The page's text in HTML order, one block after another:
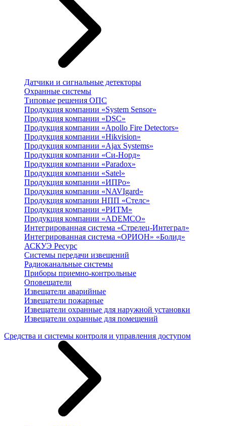
Датчики и сигнальные детекторы
Охранные системы
Типовые решения ОПС
Продукция компании «System Sensor»
Продукция компании «DSC»
Продукция компании «Apollo Fire Detectors»
Продукция компании «Hikvision»
Продукция компании «Ajax Systems»
Продукция компании «Си-Норд»
Продукция компании «Paradox»
Продукция компании «Satel»
Продукция компании «ИПРо»
Продукция компании «NAVIgard»
Продукция компании НПП «Стелс»
Продукция компании «РИТМ»
Продукция компании «ADEMCO»
Интегрированная система «Стрелец-Интеграл»
Интегрированная система «ОРИОН» «Болид»
АСКУЭ Ресурс
Системы передачи извещений
Радиоканальные системы
Приборы приемно-контрольные
Оповещатели
Извещатели аварийные
Извещатели пожарные
Извещатели охранные для наружной установки
Извещатели охранные для помещений
Средства и системы контроля и управления доступом